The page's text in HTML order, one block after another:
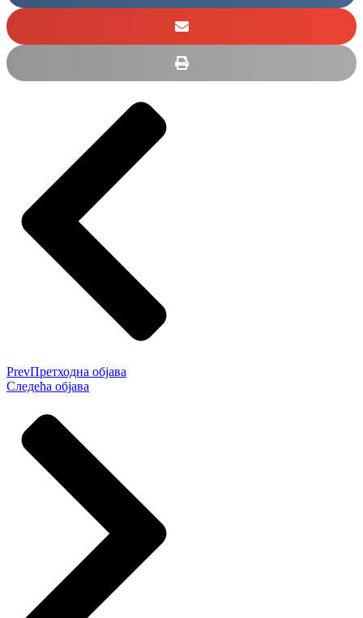
PrevПретходна објава
Следећа објава